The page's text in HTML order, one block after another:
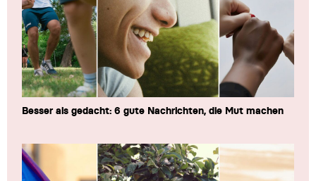
Besser als gedacht: 6 gute Nachrichten, die Mut machen